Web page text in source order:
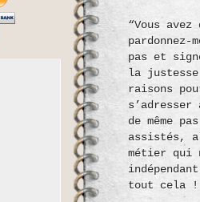
“Vous
pas et
la
raisons
de même
assistés,
métier qui
tout cela !